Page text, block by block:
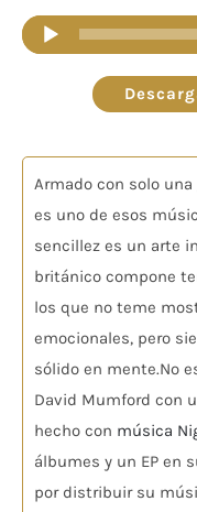
Armado con solo
es uno de esos
sencillez es un arte
británico compone
los que no teme
emocionales, pero
sólido en mente.No
David Mumford con
hecho con música
álbumes y un EP en
por distribuir su